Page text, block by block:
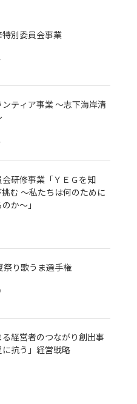
特別委員会事業
ティア事業 ～志下海岸清
研修事業「ＹＥＧを知
挑む 〜私たちは何のために
か〜」
祭り歌うま選手権
経営者のつながり創出事
抗う」経営戦略